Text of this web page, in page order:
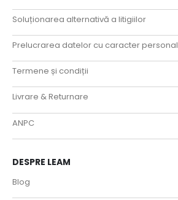
Soluționarea alternativă a litigiilor
Prelucrarea datelor cu caracter personal
Termene și condiții
Livrare & Returnare
ANPC
DESPRE LEAM
Blog